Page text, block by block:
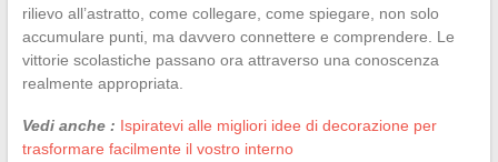
rilievo all’astratto, come collegare, come spiegare, non solo
accumulare punti, ma davvero connettere e comprendere. Le
vittorie scolastiche passano ora attraverso una conoscenza
realmente appropriata.
Vedi anche : Ispiratevi alle migliori idee di decorazione per
trasformare facilmente il vostro interno